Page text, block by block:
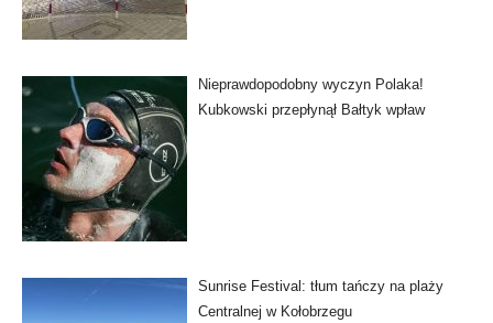
Nieprawdopodobny wyczyn Polaka!
Kubkowski przepłynął Bałtyk wpław
Sunrise Festival: tłum tańczy na plaży
Centralnej w Kołobrzegu